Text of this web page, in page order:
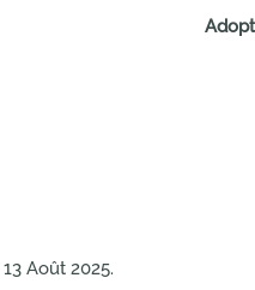
13 Août 2025.